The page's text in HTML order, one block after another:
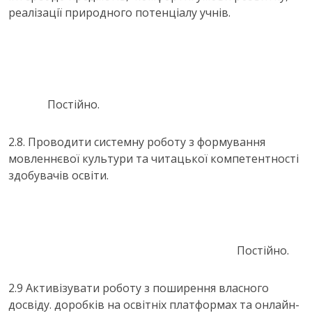
реалізації природного потенціалу учнів.
Постійно.
2.8. Проводити системну роботу з формування
мовленнєвої культури та читацької компетентності
здобувачів освіти.
Постійно.
2.9 Активізувати роботу з поширення власного
досвіду. доробків на освітніх платформах та онлайн-